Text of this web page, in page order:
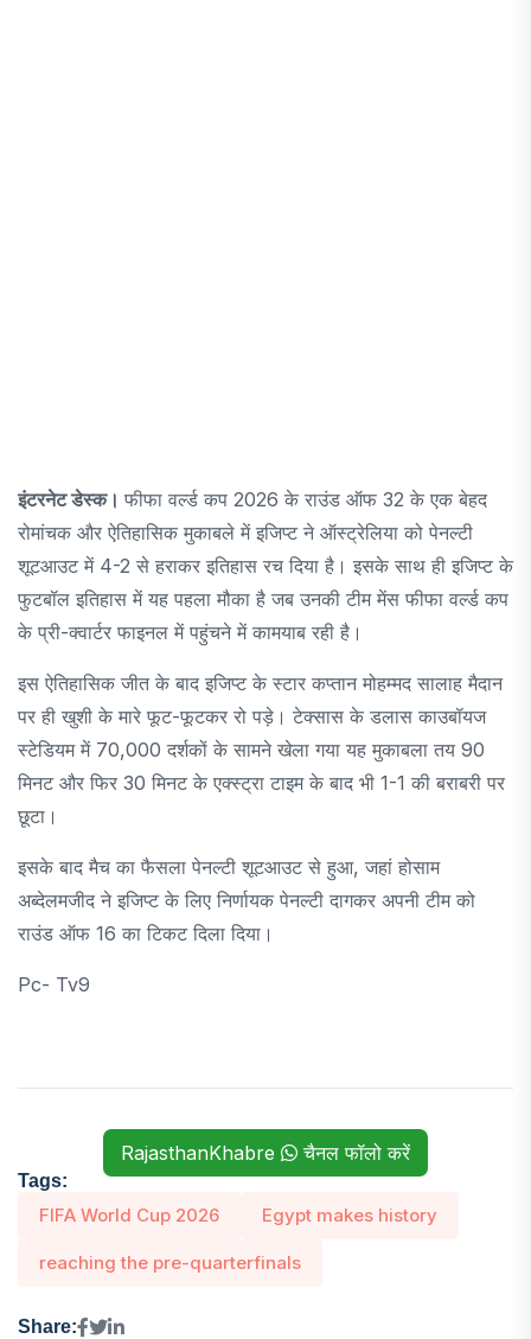
इंटरनेट डेस्क। फीफा वर्ल्ड कप 2026 के राउंड ऑफ 32 के एक बेहद
रोमांचक और ऐतिहासिक मुकाबले में इजिप्ट ने ऑस्ट्रेलिया को पेनल्टी
शूटआउट में 4-2 से हराकर इतिहास रच दिया है। इसके साथ ही इजिप्ट के
फुटबॉल इतिहास में यह पहला मौका है जब उनकी टीम मेंस फीफा वर्ल्ड कप
के प्री-क्वार्टर फाइनल में पहुंचने में कामयाब रही है।
इस ऐतिहासिक जीत के बाद इजिप्ट के स्टार कप्तान मोहम्मद सालाह मैदान
पर ही खुशी के मारे फूट-फूटकर रो पड़े। टेक्सास के डलास काउबॉयज
स्टेडियम में 70,000 दर्शकों के सामने खेला गया यह मुकाबला तय 90
मिनट और फिर 30 मिनट के एक्स्ट्रा टाइम के बाद भी 1-1 की बराबरी पर
छूटा।
इसके बाद मैच का फैसला पेनल्टी शूटआउट से हुआ, जहां होसाम
अब्देलमजीद ने इजिप्ट के लिए निर्णायक पेनल्टी दागकर अपनी टीम को
राउंड ऑफ 16 का टिकट दिला दिया।
Pc- Tv9
RajasthanKhabre चैनल फॉलो करें
Tags:
FIFA World Cup 2026 Egypt makes history
reaching the pre-quarterfinals
Share: